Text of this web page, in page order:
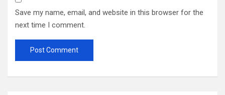
Save my name, email, and website in this browser for the
next time I comment.